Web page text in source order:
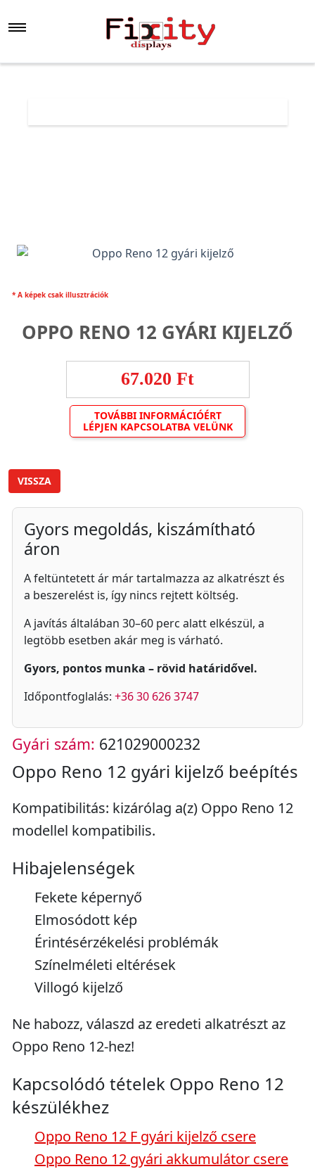
* A képek csak illusztrációk
OPPO RENO 12 GYÁRI KIJELZŐ
67.020 Ft
TOVÁBBI INFORMÁCIÓÉRT
LÉPJEN KAPCSOLATBA VELÜNK
VISSZA
Gyors megoldás, kiszámítható
áron
A feltüntetett ár már tartalmazza az alkatrészt és
a beszerelést is, így nincs rejtett költség.
A javítás általában 30–60 perc alatt elkészül, a
legtöbb esetben akár meg is várható.
Gyors, pontos munka – rövid határidővel.
Időpontfoglalás: +36 30 626 3747
Gyári szám: 621029000232
Oppo Reno 12 gyári kijelző beépítés
Kompatibilitás: kizárólag a(z) Oppo Reno 12
modellel kompatibilis.
Hibajelenségek
Fekete képernyő
Elmosódott kép
Érintésérzékelési problémák
Színelméleti eltérések
Villogó kijelző
Ne habozz, válaszd az eredeti alkatrészt az
Oppo Reno 12-hez!
Kapcsolódó tételek Oppo Reno 12
készülékhez
Oppo Reno 12 F gyári kijelző csere
Oppo Reno 12 gyári akkumulátor csere